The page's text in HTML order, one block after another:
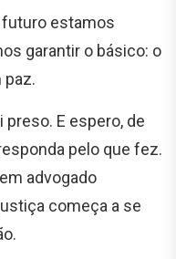
estamos
garantir o básico: o
paz.
E espero, de
pelo que fez.
advogado
começa a se